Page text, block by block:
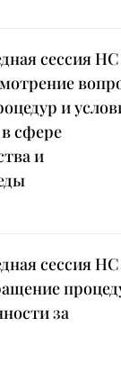
сессия НС
и
сфере
и
сессия НС
за